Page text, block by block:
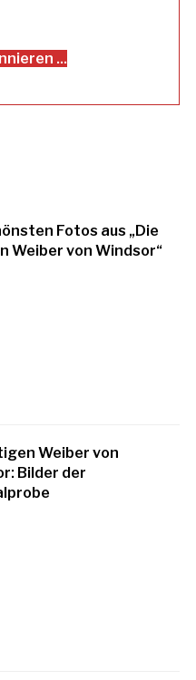
...
Fotos aus „Die
Weiber von Windsor“
Weiber von
Bilder der